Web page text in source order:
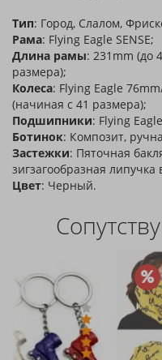
Тип: Город, Слалом,
Рама: Flying Eagle SENSE;
Длина рамы: 231mm (до
размера);
Колеса: Flying Eagle
(начиная с 41 размера);
Подшипники: Flying
Ботинок: Композит,
Застежки: Пяточная
зигзагообразная
Цвет: Черный.
-Цена: 200 руб.